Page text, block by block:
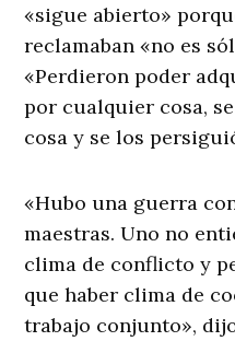
«sigue abierto»
reclamaban «no es
«Perdieron poder
por cualquier cosa,
cosa y se los
«Hubo una guerra
maestras. Uno no
clima de conflicto y
que haber clima de
trabajo conjunto»,